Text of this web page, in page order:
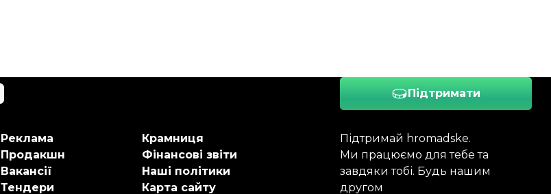
Підтримати
Підтримай hromadske.
Ми працюємо для тебе та
завдяки тобі. Будь нашим
другом
Реклама
Продакшн
Вакансії
Тендери
Крамниця
Фінансові звіти
Наші політики
Карта сайту